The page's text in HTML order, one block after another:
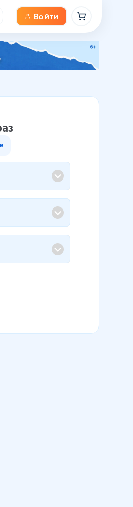
Войти